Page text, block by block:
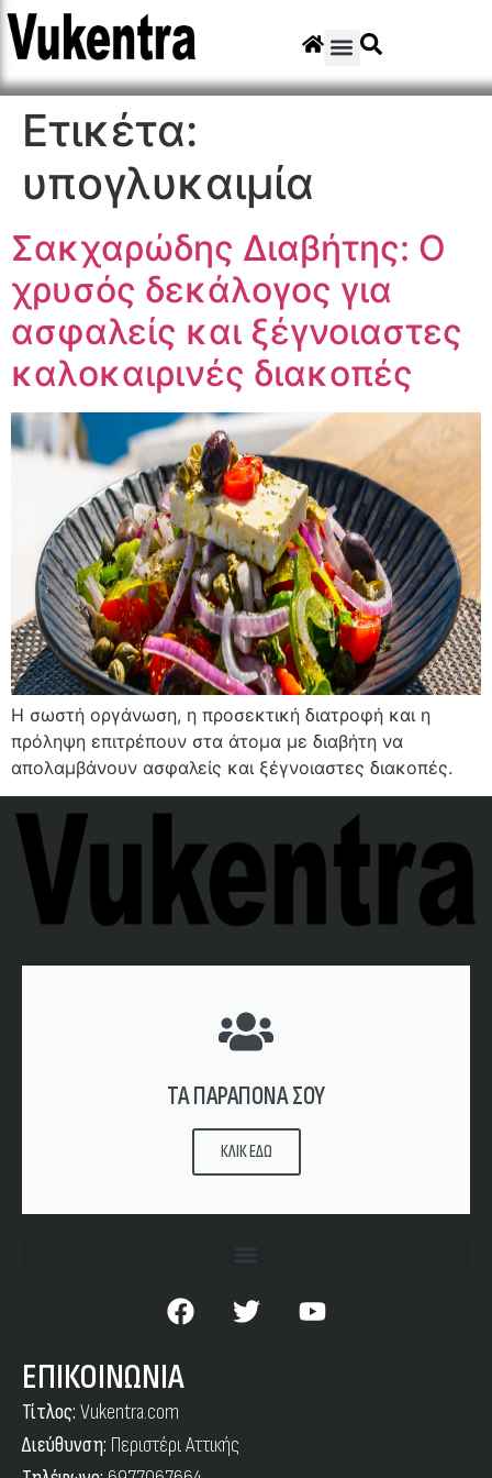
Ετικέτα:
υπογλυκαιμία
Σακχαρώδης Διαβήτης: Ο
χρυσός δεκάλογος για
ασφαλείς και ξέγνοιαστες
καλοκαιρινές διακοπές
Η σωστή οργάνωση, η προσεκτική διατροφή και η
πρόληψη επιτρέπουν στα άτομα με διαβήτη να
απολαμβάνουν ασφαλείς και ξέγνοιαστες διακοπές.
ΤΑ ΠΑΡΑΠΟΝΑ ΣΟΥ
ΚΛΙΚ ΕΔΩ
ΕΠΙΚΟΙΝΩΝΙΑ
Τίτλος: Vukentra.com
Διεύθυνση: Περιστέρι Αττικής